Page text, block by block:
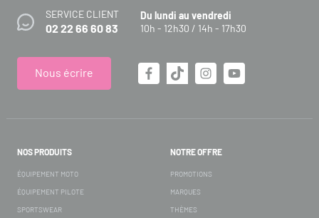
SERVICE CLIENT
02 22 66 60 83
Du lundi au vendredi
10h - 12h30 / 14h - 17h30
Nous écrire
NOS PRODUITS
ÉQUIPEMENT MOTO
ÉQUIPEMENT PILOTE
SPORTSWEAR
NOTRE OFFRE
PROMOTIONS
MARQUES
THÈMES